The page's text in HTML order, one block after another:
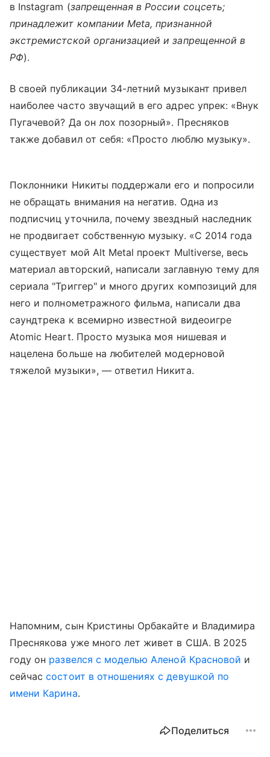
в Instagram (запрещенная в России соцсеть;
принадлежит компании Meta, признанной
экстремистской организацией и запрещенной в
РФ).
В своей публикации 34-летний музыкант привел
наиболее часто звучащий в его адрес упрек: «Внук
Пугачевой? Да он лох позорный». Пресняков
также добавил от себя: «Просто люблю музыку».
Поклонники Никиты поддержали его и попросили
не обращать внимания на негатив. Одна из
подписчиц уточнила, почему звездный наследник
не продвигает собственную музыку. «С 2014 года
существует мой Alt Metal проект Multiverse, весь
материал авторский, написали заглавную тему для
сериала "Триггер" и много других композиций для
него и полнометражного фильма, написали два
саундтрека к всемирно известной видеоигре
Atomic Heart. Просто музыка моя нишевая и
нацелена больше на любителей модерновой
тяжелой музыки», — ответил Никита.
Напомним, сын Кристины Орбакайте и Владимира
Преснякова уже много лет живет в США. В 2025
году он развелся с моделью Аленой Красновой и
сейчассостоит в отношениях с девушкой по
имени Карина.
Поделиться